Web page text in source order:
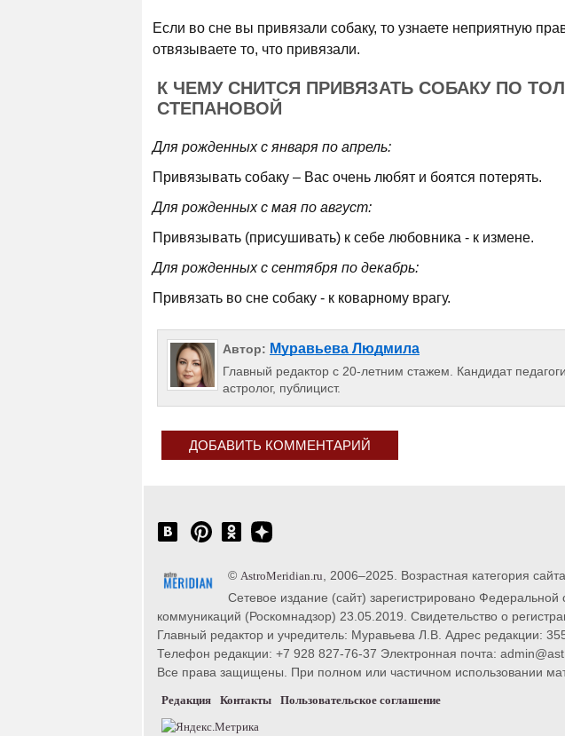
Если во сне вы привязали собаку, то узнаете неприятную
отвязываете то, что привязали.
К ЧЕМУ СНИТСЯ ПРИВЯЗАТЬ СОБАКУ ПО
СТЕПАНОВОЙ
Для рожденных с января по апрель:
Привязывать собаку – Вас очень любят и боятся потерять.
Для рожденных с мая по август:
Привязывать (присушивать) к себе любовника - к измене.
Для рожденных с сентября по декабрь:
Привязать во сне собаку - к коварному врагу.
Автор: Муравьева Людмила
Главный редактор с 20-летним стажем. Кандидат
астролог, публицист.
ДОБАВИТЬ КОММЕНТАРИЙ
© AstroMeridian.ru , 2006–2025. Возрастная категория
Сетевое издание (сайт) зарегистрировано
коммуникаций (Роскомнадзор) 23.05.2019. Свидетельство о
Главный редактор и учредитель: Муравьева Л.В. Адрес редакции:
Телефон редакции: +7 928 827-76-37 Электронная почта:
Все права защищены. При полном или частичном использовании
Редакция Контакты Пользовательское соглашение